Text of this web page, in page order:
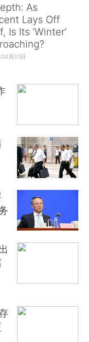
As
Lays Off
Is Its ‘Winter’
月01日